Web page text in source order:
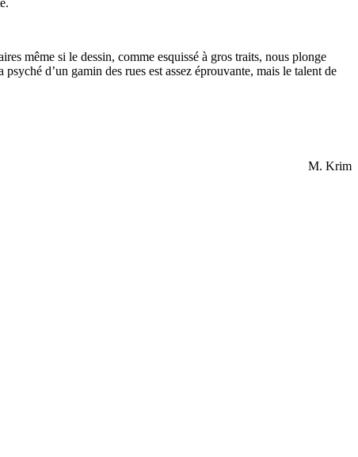
même si le dessin, comme esquissé à gros traits, nous plonge
d’un gamin des rues est assez éprouvante, mais le talent de
M. Krim